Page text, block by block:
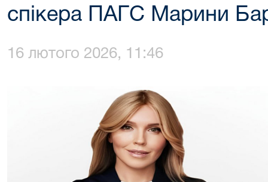
спікера ПАГС Марини
16 лютого 2026, 11:46